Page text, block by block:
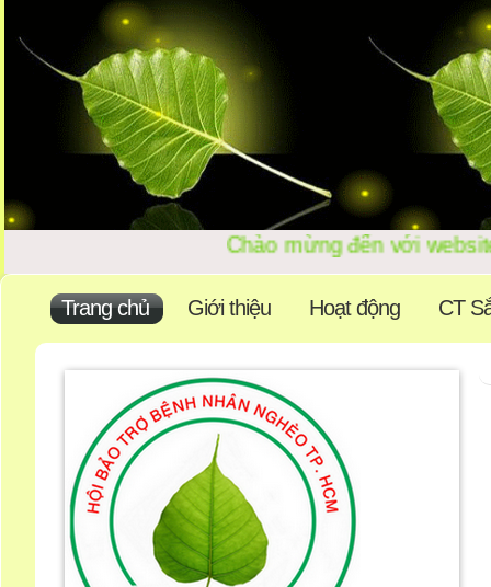
Chào mừng đến
Trang chủ Giới thiệu Hoạt động CT